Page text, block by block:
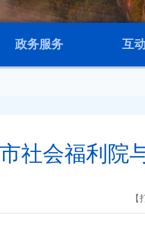
政务服务 互
社会福利院
【